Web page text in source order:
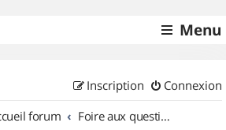
Menu
Connexion
Inscription
forum Foire aux questions